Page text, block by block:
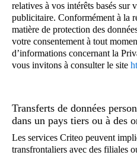
Mozilla/5.0
AppleWebKit/
Chrome/
Chrome/
Utilisation d’un
Données concernant votre
Adresse IP tronquée
Informations relatives à
l’application de l’Éditeur
Adresse URL du site
(dimension, visibilité,
Données de localisation
provient des États-
L’adresse IP utilisée
provient de New
relatives à vos intérêts basés sur
publicitaire. Conformément à la
matière de protection des
votre consentement à tout
d’informations concernant la
vous invitons à consulter le site
Transferts de données
dans un pays tiers ou à des
Les services Criteo peuvent
transfrontaliers avec des filiales